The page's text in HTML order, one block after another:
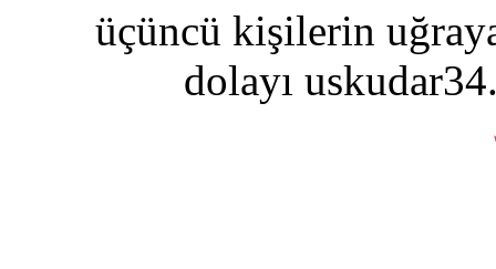
üçüncü kişilerin
dolayı